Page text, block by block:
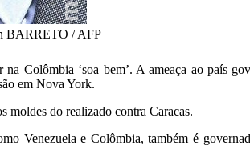
BARRETO / AFP
Colômbia ‘soa bem’. A ameaça ao país
em Nova York.
moldes do realizado contra Caracas.
Venezuela e Colômbia, também é